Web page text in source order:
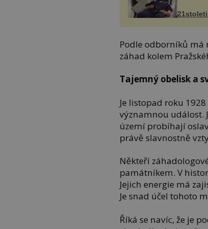
Podle odborníků má
záhad kolem
Tajemný obelisk a
Je listopad roku
významnou událost.
území probíhají
právě slavnostně
Někteří
památníkem. V
Jejich energie má
Je snad účel tohoto
Říká se navíc, že je